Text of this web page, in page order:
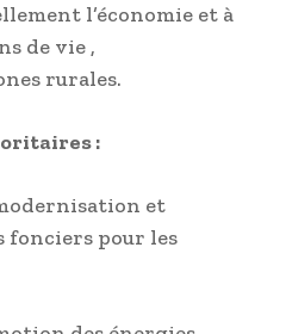
l’économie et à
de vie ,
rurales.
:
et
fonciers pour les